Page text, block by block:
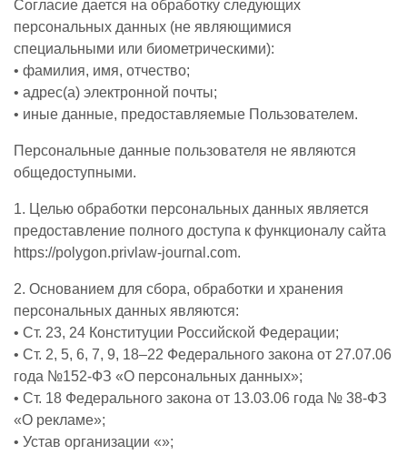
Согласие дается на обработку следующих
персональных данных (не являющимися
специальными или биометрическими):
• фамилия, имя, отчество;
• адрес(а) электронной почты;
• иные данные, предоставляемые Пользователем.
Персональные данные пользователя не являются
общедоступными.
1. Целью обработки персональных данных является
предоставление полного доступа к функционалу сайта
https://polygon.privlaw-journal.com.
2. Основанием для сбора, обработки и хранения
персональных данных являются:
• Ст. 23, 24 Конституции Российской Федерации;
• Ст. 2, 5, 6, 7, 9, 18–22 Федерального закона от 27.07.06
года №152-ФЗ «О персональных данных»;
• Ст. 18 Федерального закона от 13.03.06 года № 38-ФЗ
«О рекламе»;
• Устав организации «»;